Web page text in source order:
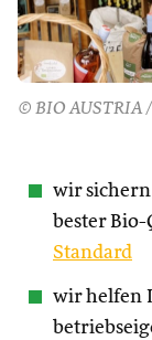
© BIO AUSTRIA
wir
bester
Standard
wir helfen